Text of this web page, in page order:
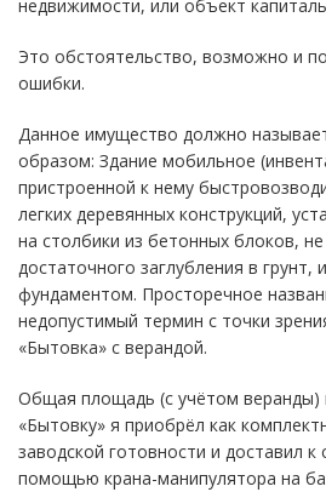
недвижимости, или объект
Это обстоятельство, возможно и
ошибки.
Данное имущество должно
образом: Здание мобильное
пристроенной к нему
легких деревянных конструкций,
на столбики из бетонных блоков,
достаточного заглубления в грунт,
фундаментом. Просторечное
недопустимый термин с точки
«Бытовка» с верандой.
Общая площадь (с учётом веранды)
«Бытовку» я приобрёл как
заводской готовности и доставил к
помощью крана-манипулятора на